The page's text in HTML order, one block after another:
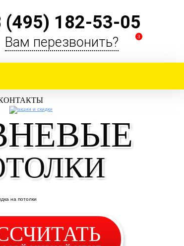
(495) 182-53-05
Вам перезвонить? 3